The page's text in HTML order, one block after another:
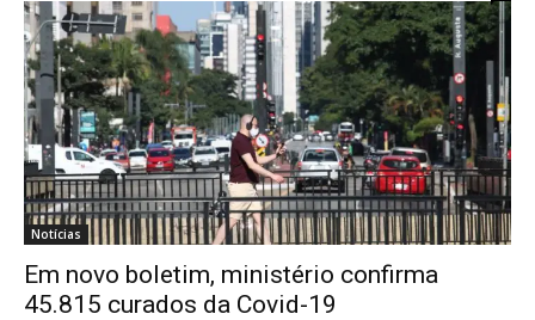
Notícias
Em novo boletim, ministério confirma
45.815 curados da Covid-19